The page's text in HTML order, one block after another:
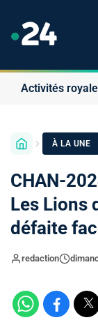
Activités
À LA UNE
CHAN-
Les Lions
défaite
redaction